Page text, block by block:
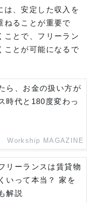
は、安定した収入を
ねることが重要で
ことで、フリーラン
ことが可能になるで
ら、お金の扱い方が
時代と180度変わっ
Workship MAGAZINE
リーランスは賃貸物
いって本当？ 家を
解説